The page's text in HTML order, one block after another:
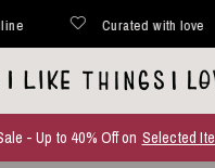
Versand innerhalb von
- Up to 40% Off on Selected